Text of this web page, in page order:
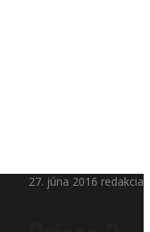
27. júna 2016 redakcia